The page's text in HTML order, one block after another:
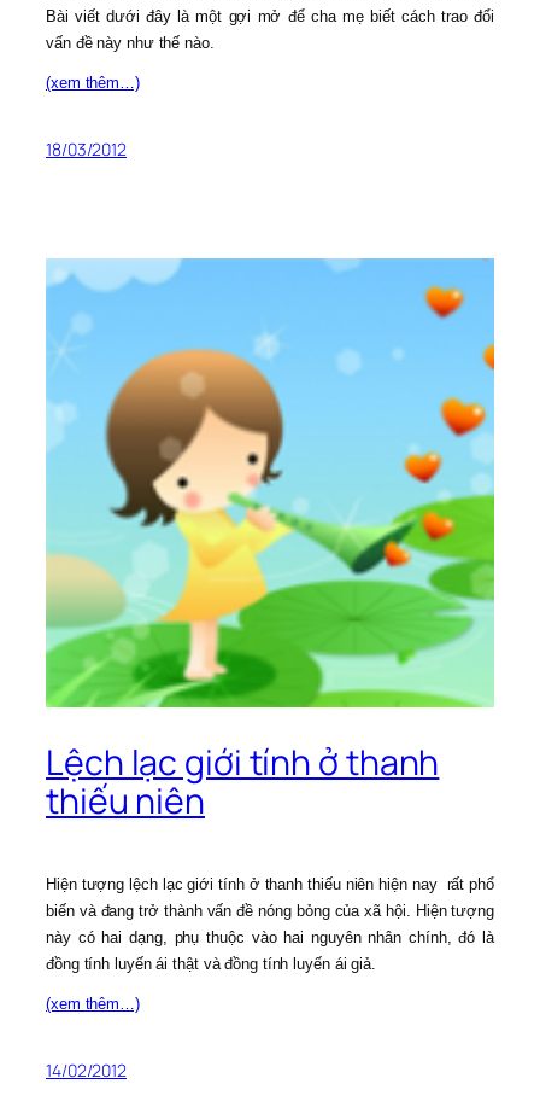
Bài viết dưới đây là một gợi mở để cha mẹ biết cách trao đổi
vấn đề này như thế nào.
(xem thêm…)
18/03/2012
Lệch lạc giới tính ở thanh
thiếu niên
Hiện tượng lệch lạc giới tính ở thanh thiếu niên hiện nay rất phổ
biến và đang trở thành vấn đề nóng bỏng của xã hội. Hiện tượng
này có hai dạng, phụ thuộc vào hai nguyên nhân chính, đó là
đồng tính luyến ái thật và đồng tính luyến ái giả.
(xem thêm…)
14/02/2012